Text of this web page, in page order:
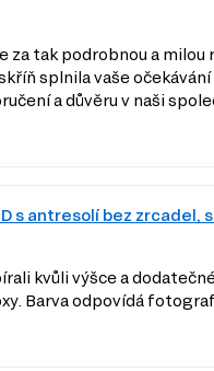
za tak podrobnou a milou
splnila vaše
a důvěru v naši
s antresolí bez zrcadel,
kvůli výšce a
Barva odpovídá